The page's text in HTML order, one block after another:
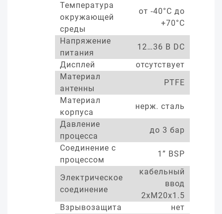
Температура
окружающей
среды
от -40°С до
+70°С
Напряжение
питания
12…36 В DC
Дисплей
отсутствует
Материал
антенны
PTFE
Материал
корпуса
нерж. сталь
Давление
процесса
до 3 бар
Соединение с
процессом
1” BSP
Электрическое
соединение
кабельный
ввод
2xM20x1.5
Взрывозащита
нет